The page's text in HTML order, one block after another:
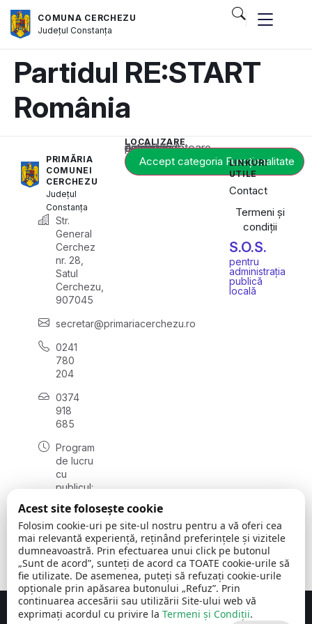
COMUNA CERCHEZU
JudețulConstanța
Partidul RE:START
România
PRIMĂRIA
COMUNEI
CERCHEZU
Județul
Constanța
Str.
General
Cerchez
nr. 28,
Satul
Cerchezu,
907045
secretar@primariacerchezu.ro
0241
780
204
0374
918
685
Program
de lucru
cu
publicul:
08:00 -
16:30
, vineri:
08:00 -
14:00
LOCALIZARE
Acest conținut este blocat până când acceptați categoria corespunzătoare de cookie-uri.
Accept categoria Funcționalitate
LINKURI
UTILE
Contact
Termeni și
condiții
S.O.S.
pentru
administrația
publică
locală
Concept realizat de Big Media Relații Publice SRL
Acest site folosește cookie
Folosim cookie-uri pe site-ul nostru pentru a vă oferi cea
mai relevantă experiență, reținând preferințele și vizitele
dumneavoastră. Prin efectuarea unui click pe butonul
„Sunt de acord”, sunteți de acord ca TOATE cookie-urile să
fie utilizate. De asemenea, puteți să refuzați cookie-urile
opționale prin apăsarea butonului „Refuz”. Prin
continuarea accesării sau utilizării Site-ului web vă
exprimați acordul cu privire la Termeni și Condiții.